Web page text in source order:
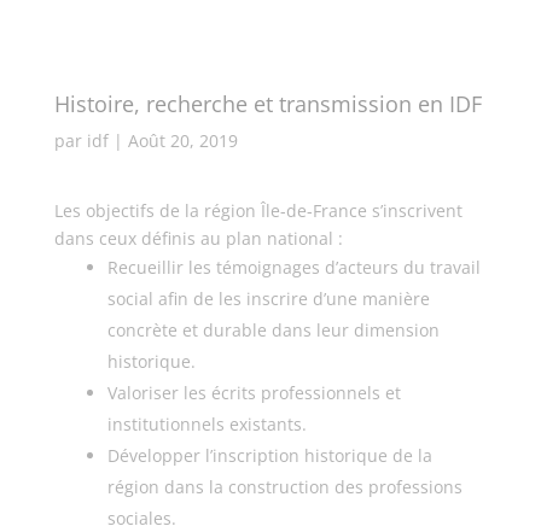
Histoire, recherche et transmission en IDF
par idf| Août 20, 2019
Les objectifs de la région Île-de-France s’inscrivent
dans ceux définis au plan national :
Recueillir les témoignages d’acteurs du travail
social afin de les inscrire d’une manière
concrète et durable dans leur dimension
historique.
Valoriser les écrits professionnels et
institutionnels existants.
Développer l’inscription historique de la
région dans la construction des professions
sociales.